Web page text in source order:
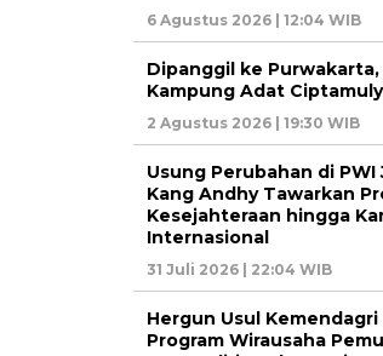
6 Agustus 2026 | 12:04 WIB
Dipanggil ke Purwakarta,
Kampung Adat
2 Agustus 2026 | 19:30 WIB
Usung Perubahan di PWI
Kang Andhy Tawarkan
Kesejahteraan hingga
Internasional
31 Juli 2026 | 22:04 WIB
Hergun Usul
Program Wirausaha